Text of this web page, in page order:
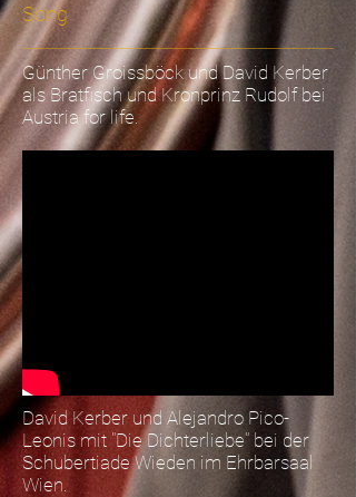
Song
Günther Groissböck und David Kerber
als Bratfisch und Kronprinz Rudolf bei
Austria for life.
David Kerber und Alejandro Pico-
Leonis mit "Die Dichterliebe" bei der
Schubertiade Wieden im Ehrbarsaal
Wien.